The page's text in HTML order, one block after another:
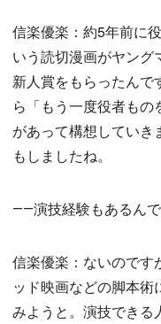
信楽優楽：約5年前に
いう読切漫画がヤング
新人賞をもらったん
ら「もう一度役者も
があって構想してい
もしましたね。
――演技経験もあるん
信楽優楽：ないのです
ッド映画などの脚本
みようと。演技できる